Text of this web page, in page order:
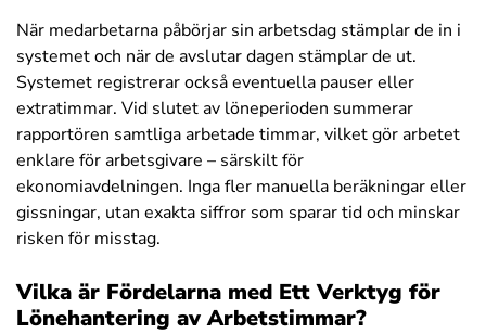
När medarbetarna påbörjar sin arbetsdag stämplar de in i
systemet och när de avslutar dagen stämplar de ut.
Systemet registrerar också eventuella pauser eller
extratimmar. Vid slutet av löneperioden summerar
rapportören samtliga arbetade timmar, vilket gör arbetet
enklare för arbetsgivare – särskilt för
ekonomiavdelningen. Inga fler manuella beräkningar eller
gissningar, utan exakta siffror som sparar tid och minskar
risken för misstag.
Vilka är Fördelarna med Ett Verktyg för
Lönehantering av Arbetstimmar?